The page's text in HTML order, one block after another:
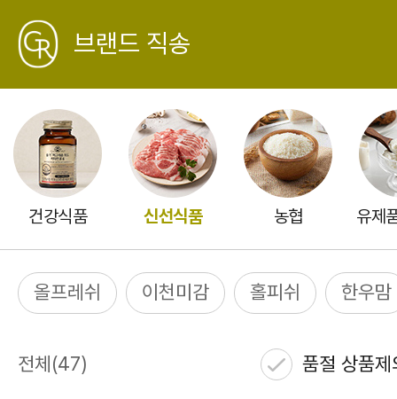
GREATING
브랜드 직송
로
건강식품 신선식품 농협 유제
올프레쉬 이천미감 홀피쉬 한우맘
전체(47) 품절 상품제